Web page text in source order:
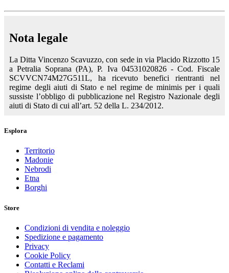
Nota legale
La Ditta Vincenzo Scavuzzo, con sede in via Placido Rizzotto 15
a Petralia Soprana (PA), P. Iva 04531020826 - Cod. Fiscale
SCVVCN74M27G511L, ha ricevuto benefici rientranti nel
regime degli aiuti di Stato e nel regime de minimis per i quali
sussiste l’obbligo di pubblicazione nel Registro Nazionale degli
aiuti di Stato di cui all’art. 52 della L. 234/2012.
Esplora
Territorio
Madonie
Nebrodi
Etna
Borghi
Store
Condizioni di vendita e noleggio
Spedizione e pagamento
Privacy
Cookie Policy
Contatti e Reclami